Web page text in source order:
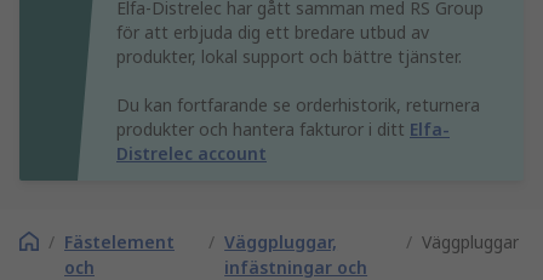
Elfa-Distrelec har gått samman med RS Group
för att erbjuda dig ett bredare utbud av
produkter, lokal support och bättre tjänster.
Du kan fortfarande se orderhistorik, returnera
produkter och hantera fakturor i ditt Elfa-
Distrelec account
/ Fästelement
och
/ Väggpluggar,
infästningar och
/ Väggpluggar